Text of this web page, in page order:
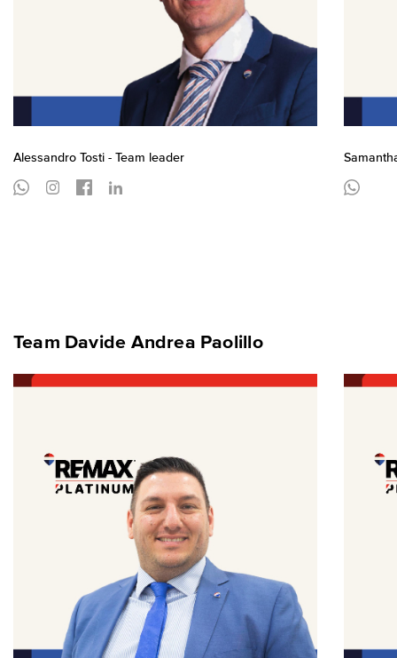
Alessandro Tosti - Team leader
Team Davide Andrea Paolillo